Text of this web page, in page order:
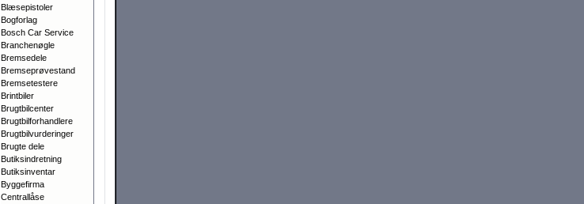
Blæsepistoler
Bogforlag
Bosch Car Service
Branchenøgle
Bremsedele
Bremseprøvestand
Bremsetestere
Brintbiler
Brugtbilcenter
Brugtbilforhandlere
Brugtbilvurderinger
Brugte dele
Butiksindretning
Butiksinventar
Byggefirma
Centrallåse